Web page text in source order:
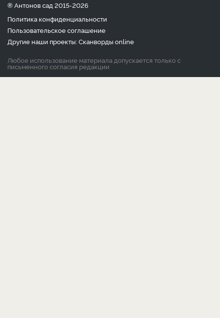
® Антонов сад 2015-2026
Политика конфиденциальности
Пользовательское соглашение
Другие наши проекты: Сканвордыonline
Любое использование материала допускается только с
письменного согласия редакции